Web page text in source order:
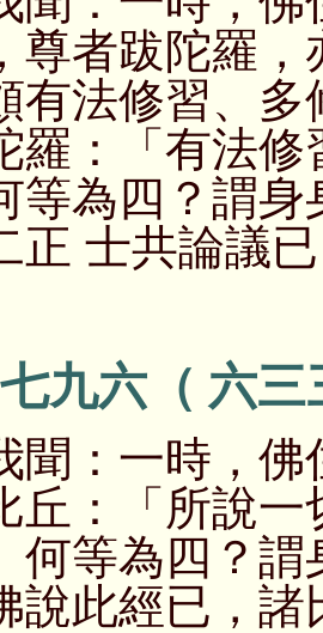
尊者跋陀羅
有法修習、
羅：「有法
等為四？謂
正 士共論議
九六（ 六三
：一時，佛
丘：「所說
何等為四？
說此經已，